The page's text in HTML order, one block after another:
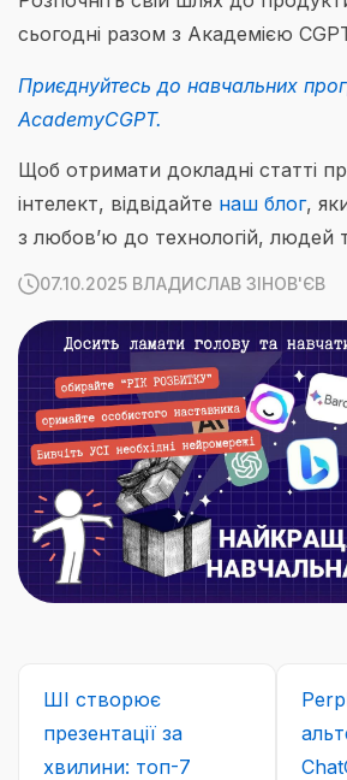
сьогодні разом з Академією
Приєднуйтесь до навчальних
AcademyCGPT.
Щоб отримати докладні статті
інтелект, відвідайте наш блог,
з любов’ю до технологій, людей
07.10.2025 ВЛАДИСЛАВ ЗІНОВ'ЄВ
ШІ створює
презентації за
хвилини: топ-7